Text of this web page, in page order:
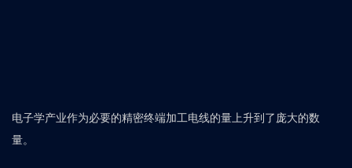
电子学产业作为必要的精密终端加工电线的量上升到了庞大的数
量。